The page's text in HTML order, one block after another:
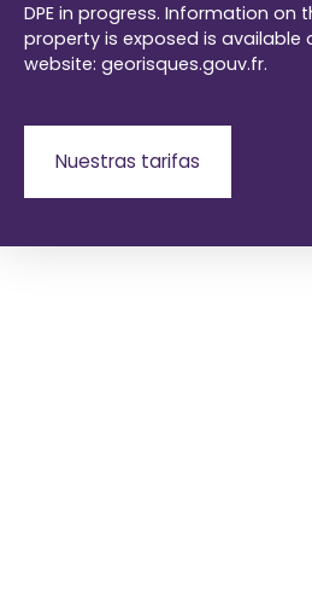
DPE in progress. Information on
property is exposed is available
website: georisques.gouv.fr.
Nuestras tarifas